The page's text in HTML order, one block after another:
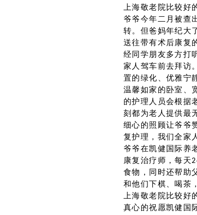
上海敬老院比较好
爷爷今年二月被查
转。但爸妈年纪大
送往带有术后康复
经同学朋友多方打
家人驾车前去拜访
置的绿化、优雅宁
温馨如家的卧室、
的护理人员会根据
刻都为老人提供最
细心的照顾让爷爷
复护理，我们全家
爷爷在凯健国际养
康复治疗师，每天
食物，同时还帮助
和他们下棋、喝茶
上海敬老院比较好
真心的祝愿凯健国